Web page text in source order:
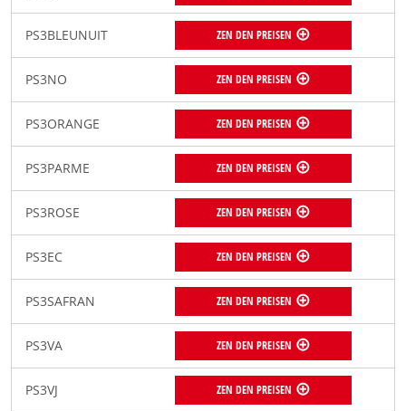
PS3BLEUNUIT ZEN DEN PREISEN
PS3NO ZEN DEN PREISEN
PS3ORANGE ZEN DEN PREISEN
PS3PARME ZEN DEN PREISEN
PS3ROSE ZEN DEN PREISEN
PS3EC ZEN DEN PREISEN
PS3SAFRAN ZEN DEN PREISEN
PS3VA ZEN DEN PREISEN
PS3VJ ZEN DEN PREISEN